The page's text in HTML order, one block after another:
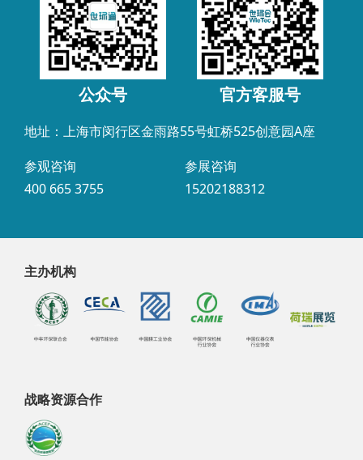
公众号 官方客服号
地址：上海市闵行区金雨路55号虹桥525创意园A座
参观咨询
400 665 3755
参展咨询
15202188312
主办机构
战略资源合作